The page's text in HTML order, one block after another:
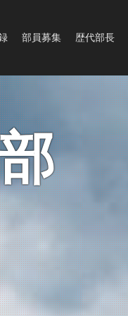
部員募集 歴代部長